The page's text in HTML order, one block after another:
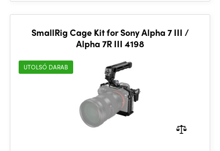
SmallRig Cage Kit for Sony Alpha 7 III /
Alpha 7R III 4198
UTOLSÓ DARAB